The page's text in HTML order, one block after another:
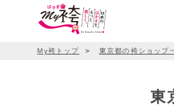
My袴トップ ＞ 東京都の袴ショップ
東